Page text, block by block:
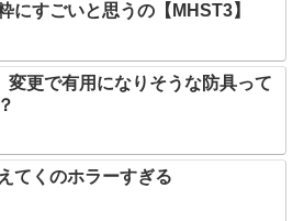
にすごいと思うの【MHST3】
変更で有用になりそうな防具って
てくのホラーすぎる